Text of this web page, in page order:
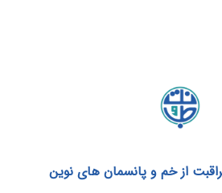
از خم و پانسمان های نوین